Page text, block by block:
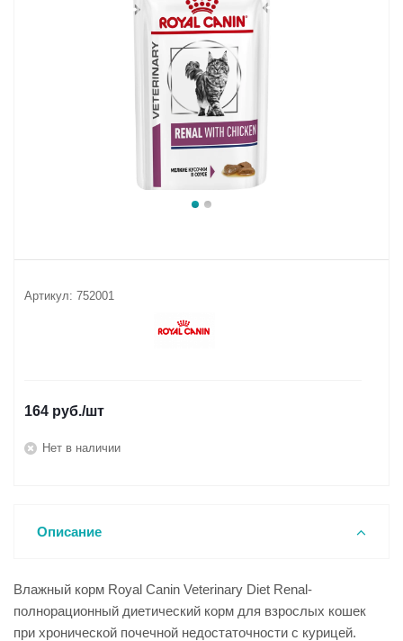
Артикул: 752001
164 руб./шт
Нет в наличии
Описание
Влажный корм Royal Canin Veterinary Diet Renal-
полнорационный диетический корм для взрослых кошек
при хронической почечной недостаточности с курицей.